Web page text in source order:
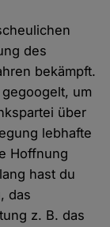
des
bekämpft.
um
über
lebhafte
Hoffnung
hast du
das
z. B. das